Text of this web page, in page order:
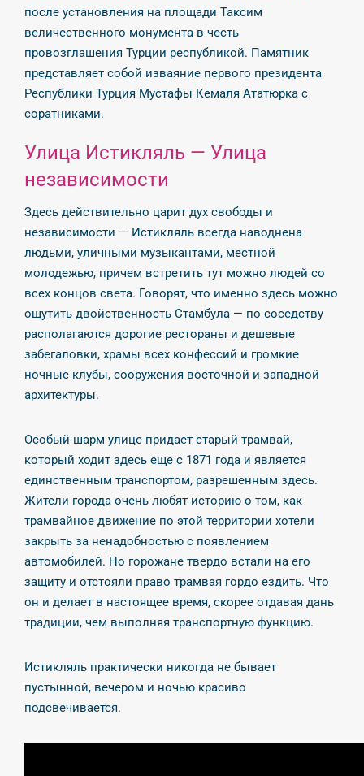
после установления на площади Таксим
величественного монумента в честь
провозглашения Турции республикой. Памятник
представляет собой изваяние первого президента
Республики Турция Мустафы Кемаля Ататюрка с
соратниками.
Улица Истикляль — Улица
независимости
Здесь действительно царит дух свободы и
независимости — Истикляль всегда наводнена
людьми, уличными музыкантами, местной
молодежью, причем встретить тут можно людей со
всех концов света. Говорят, что именно здесь можно
ощутить двойственность Стамбула — по соседству
располагаются дорогие рестораны и дешевые
забегаловки, храмы всех конфессий и громкие
ночные клубы, сооружения восточной и западной
архитектуры.
Особый шарм улице придает старый трамвай,
который ходит здесь еще с 1871 года и является
единственным транспортом, разрешенным здесь.
Жители города очень любят историю о том, как
трамвайное движение по этой территории хотели
закрыть за ненадобностью с появлением
автомобилей. Но горожане твердо встали на его
защиту и отстояли право трамвая гордо ездить. Что
он и делает в настоящее время, скорее отдавая дань
традиции, чем выполняя транспортную функцию.
Истикляль практически никогда не бывает
пустынной, вечером и ночью красиво
подсвечивается.